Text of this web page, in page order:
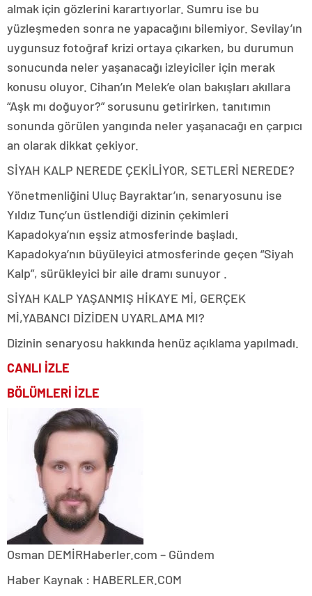
almak için gözlerini karartıyorlar. Sumru ise bu
yüzleşmeden sonra ne yapacağını bilemiyor. Sevilay’ın
uygunsuz fotoğraf krizi ortaya çıkarken, bu durumun
sonucunda neler yaşanacağı izleyiciler için merak
konusu oluyor. Cihan’ın Melek’e olan bakışları akıllara
“Aşk mı doğuyor?” sorusunu getirirken, tanıtımın
sonunda görülen yangında neler yaşanacağı en çarpıcı
an olarak dikkat çekiyor.
SİYAH KALP NEREDE ÇEKİLİYOR, SETLERİ NEREDE?
Yönetmenliğini Uluç Bayraktar’ın, senaryosunu ise
Yıldız Tunç’un üstlendiği dizinin çekimleri
Kapadokya’nın eşsiz atmosferinde başladı.
Kapadokya’nın büyüleyici atmosferinde geçen “Siyah
Kalp”, sürükleyici bir aile dramı sunuyor .
SİYAH KALP YAŞANMIŞ HİKAYE Mİ, GERÇEK
Mİ,YABANCI DİZİDEN UYARLAMA MI?
Dizinin senaryosu hakkında henüz açıklama yapılmadı.
CANLI İZLE
BÖLÜMLERİ İZLE
Osman DEMİRHaberler.com – Gündem
Haber Kaynak : HABERLER.COM